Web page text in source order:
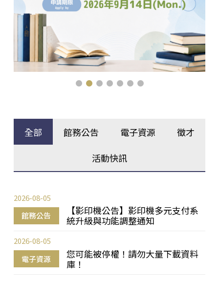
全部 館務公告 電子資源 徵才
活動快訊
館務公告
【影印機公告】影印機多元支付系
統升級與功能調整通知
2026-08-05
電子資源
您可能被停權！請勿大量下載資料
庫！
2026-08-05